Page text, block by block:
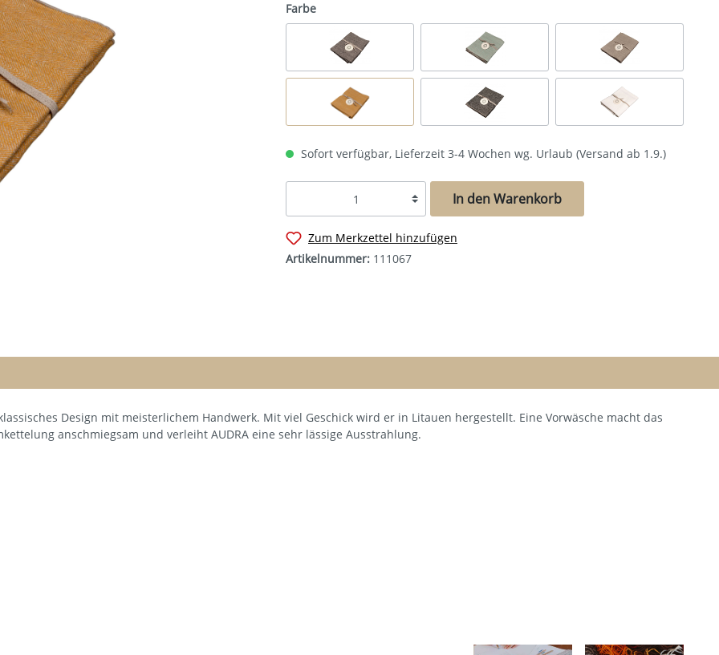
Farbe
Sofort verfügbar, Lieferzeit 3-4 Wochen wg. Urlaub (Versand ab 1.9.)
In den Warenkorb
Zum Merkzettel hinzufügen
Artikelnummer: 111067
Design mit meisterlichem Handwerk. Mit viel Geschick wird er in Litauen hergestellt. Eine Vorwäsche macht das
anschmiegsam und verleiht AUDRA eine sehr lässige Ausstrahlung.